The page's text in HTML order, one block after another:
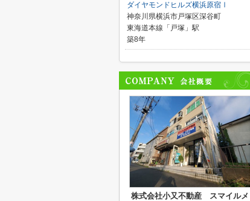
ダイヤモンドヒルズ横浜原宿Ⅰ
神奈川県横浜市戸塚区深谷町
東海道本線「戸塚」駅
築8年
株式会社小又不動産 スマイルメ